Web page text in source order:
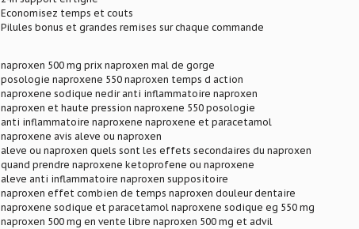
Economisez temps et couts
Pilules bonus et grandes remises sur chaque commande
naproxen 500 mg prix naproxen mal de gorge
posologie naproxene 550 naproxen temps d action
naproxene sodique nedir anti inflammatoire naproxen
naproxen et haute pression naproxene 550 posologie
anti inflammatoire naproxene naproxene et paracetamol
naproxene avis aleve ou naproxen
aleve ou naproxen quels sont les effets secondaires du naproxen
quand prendre naproxene ketoprofene ou naproxene
aleve anti inflammatoire naproxen suppositoire
naproxen effet combien de temps naproxen douleur dentaire
naproxene sodique et paracetamol naproxene sodique eg 550 mg
naproxen 500 mg en vente libre naproxen 500 mg et advil